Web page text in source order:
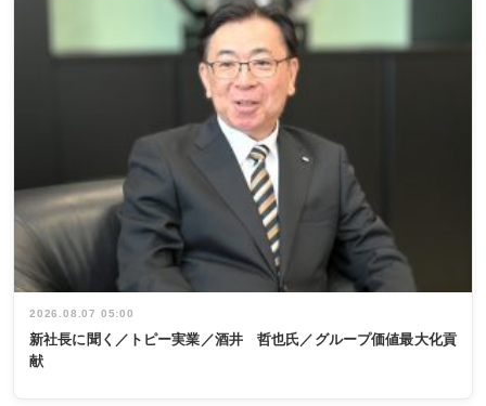
2026.08.07 05:00
新社長に聞く／トピー実業／酒井 哲也氏／グループ価値最大化貢
献